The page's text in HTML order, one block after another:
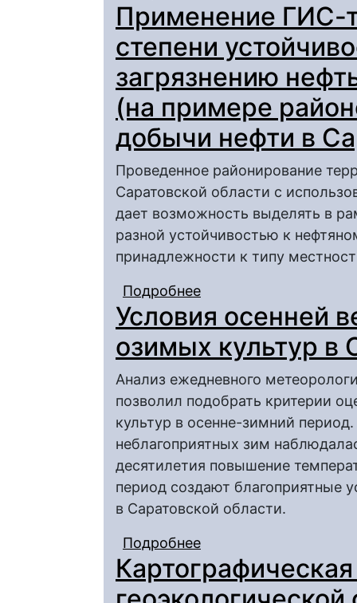
территории Саратова
Применение ГИС-
степени
загрязнению
(на примере
добычи нефти в
Проведенное районирование
Саратовской области с
дает возможность выделять в
разной устойчивостью к
принадлежности к типу
Подробнее
территории к
примере районов
области)
Условия осенней
озимых культур в
Анализ ежедневного
позволил подобрать критерии
культур в осенне-зимний
неблагоприятных зим
десятилетия повышение
период создают благоприятные
в Саратовской области.
Подробнее
Саратовской области